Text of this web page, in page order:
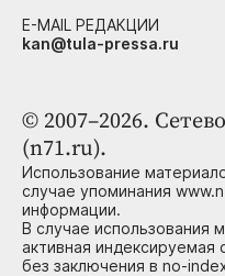
© 2007–2026.
(n71.ru).
Использование
случае упоминания
информации.
В случае использования
активная индексируемая
без заключения в no-
E-MAIL РЕДАКЦИИ
kan@tula-pressa.ru